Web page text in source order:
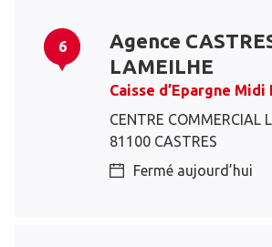
6
Agence
LAMEILHE
Caisse d’Epargne Midi
CENTRE COMMERCIAL
81100 CASTRES
Fermé aujourd’hui